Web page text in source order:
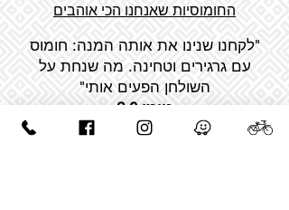
החומוסיות שאנחנו הכי אוהבים
"לקחנו שנינו את אותה המנה: חומוס
עם גרגירים וטחינה. מה שנחת על
השולחן הפעים אותי"
- ניימן 3.0 -
חומוס אבו דאבי, ביקורת